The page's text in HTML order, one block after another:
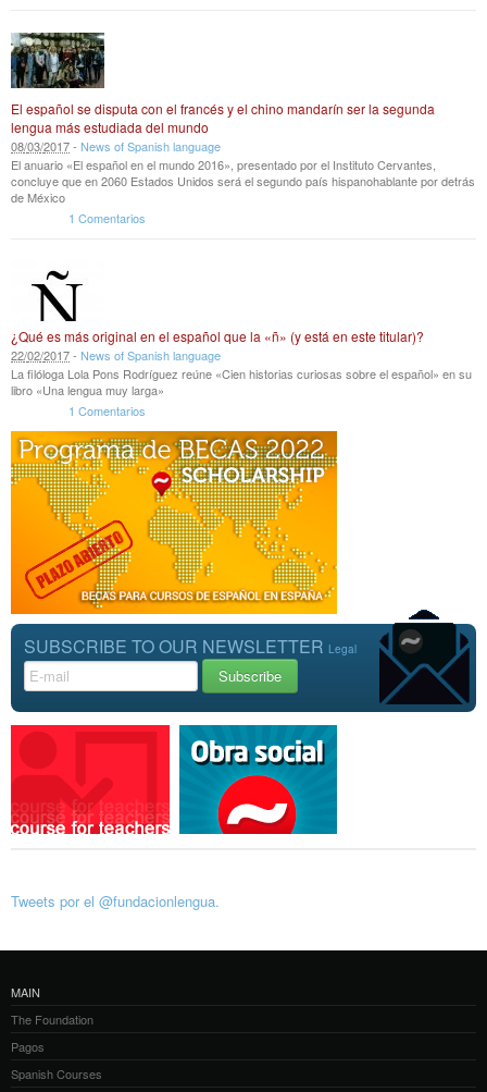
El español se disputa con el francés y el chino mandarín ser la segunda
lengua más estudiada del mundo
08/03/2017- News of Spanish language
El anuario «El español en el mundo 2016», presentado por el Instituto Cervantes,
concluye que en 2060 Estados Unidos será el segundo país hispanohablante por detrás
de México
1 Comentarios
¿Qué es más original en el español que la «ñ» (y está en este titular)?
22/02/2017- News of Spanish language
La filóloga Lola Pons Rodríguez reúne «Cien historias curiosas sobre el español» en su
libro «Una lengua muy larga»
1 Comentarios
SUBSCRIBE TO OUR NEWSLETTER Legal
Tweets por el @fundacionlengua.
MAIN
The Foundation
Pagos
Spanish Courses